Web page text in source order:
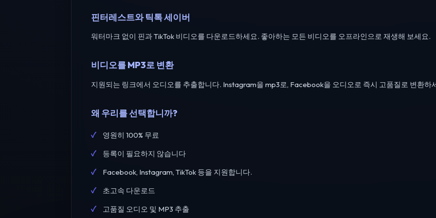
핀터레스트와 틱톡 세이버
워터마크 없이 핀과 TikTok 비디오를 다운로드하세요. 좋아하는 모든 비디오를 오프라인으로 재생해 보세요.
비디오를 MP3로 변환
지원되는 링크에서 오디오를 추출합니다. Instagram을 mp3로, Facebook을 오디오로 즉시 고품질로 변환하
왜 우리를 선택합니까?
영원히 100% 무료
등록이 필요하지 않습니다
Facebook, Instagram, TikTok 등을 지원합니다.
초고속 다운로드
고품질 오디오 및 MP3 추출